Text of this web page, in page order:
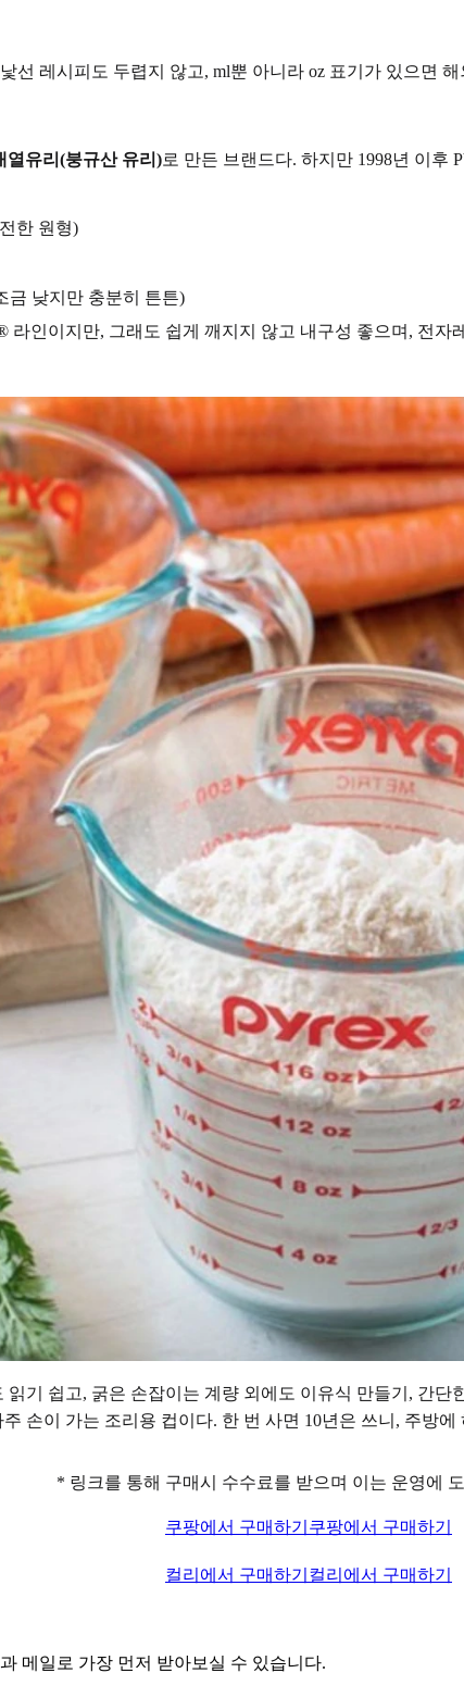
선 레시피도 두렵지 않고, ml뿐 아니라 oz 표기가 있으면
열유리(붕규산 유리)로 만든 브랜드다. 하지만 1998년 이
한 원형)
금 낮지만 충분히 튼튼)
인이지만, 그래도 쉽게 깨지지 않고 내구성 좋으며, 전자
기 쉽고, 굵은 손잡이는 계량 외에도 이유식 만들기, 간
손이 가는 조리용 컵이다. 한 번 사면 10년은 쓰니, 주방
* 링크를 통해 구매시 수수료를 받으며 이는 운영에
쿠팡에서 구매하기 쿠팡에서 구매하기
컬리에서 구매하기 컬리에서 구매하기
메일로 가장 먼저 받아보실 수 있습니다.